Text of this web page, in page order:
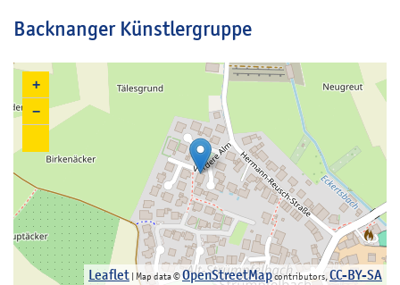
Backnanger Künstlergruppe
+
−
Leaflet | Map data ©OpenStreetMapcontributors, CC-BY-SA